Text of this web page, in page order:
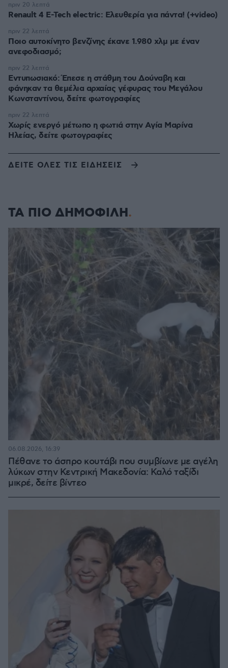
Renault 4 E-Tech electric: Ελευθερία για πάντα! (+video)
πριν 20 λεπτά
Ποιο αυτοκίνητο βενζίνης έκανε 1.980 χλμ με έναν
ανεφοδιασμό;
πριν 22 λεπτά
Εντυπωσιακό: Έπεσε η στάθμη του Δούναβη και
φάνηκαν τα θεμέλια αρχαίας γέφυρας του Μεγάλου
Κωνσταντίνου, δείτε φωτογραφίες
πριν 22 λεπτά
Χωρίς ενεργό μέτωπο η φωτιά στην Aγία Μαρίνα
Ηλείας, δείτε φωτογραφίες
πριν 22 λεπτά
ΔΕΙΤΕ ΟΛΕΣ ΤΙΣ ΕΙΔΗΣΕΙΣ
ΤΑ ΠΙΟ ΔΗΜΟΦΙΛΗ
Πέθανε το άσπρο κουτάβι που συμβίωνε με αγέλη
λύκων στην Κεντρική Μακεδονία: Καλό ταξίδι
μικρέ, δείτε βίντεο
06.08.2026, 16:39